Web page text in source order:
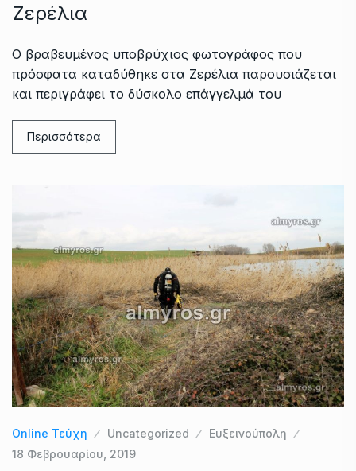
Ζερέλια
Ο βραβευμένος υποβρύχιος φωτογράφος που
πρόσφατα καταδύθηκε στα Ζερέλια παρουσιάζεται
και περιγράφει το δύσκολο επάγγελμά του
Περισσότερα
Online Τεύχη Uncategorized
Ευξεινούπολη
18 Φεβρουαρίου, 2019